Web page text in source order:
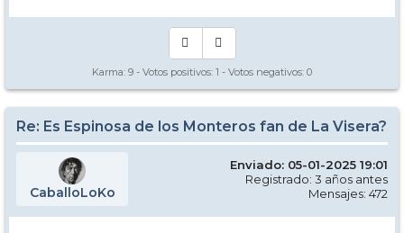
Karma: 9 - Votos positivos: 1 - Votos negativos: 0
Re: Es Espinosa de los Monteros fan de La Visera?
CaballoLoKo
Enviado: 05-01-2025 19:01
Registrado: 3 años antes
Mensajes: 472